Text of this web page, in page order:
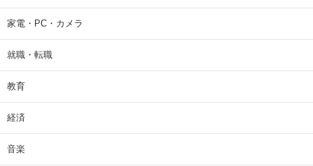
家電・PC・カメラ
就職・転職
教育
経済
音楽